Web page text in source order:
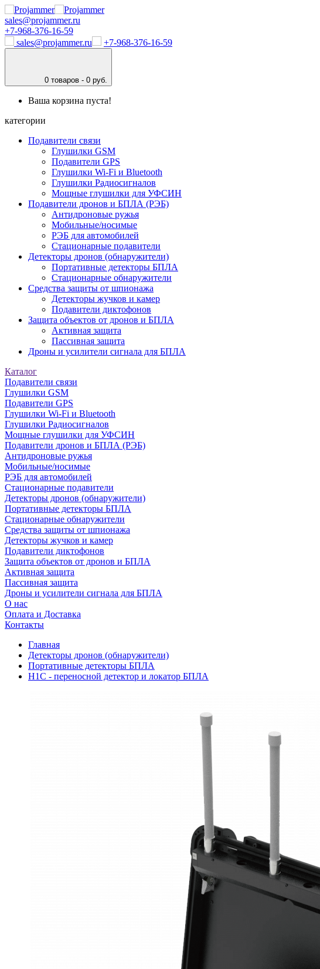
sales@projammer.ru
+7-968-376-16-59
sales@projammer.ru
+7-968-376-16-59
0 товаров - 0 руб.
Ваша корзина пуста!
категории
Подавители связи
Глушилки GSM
Подавители GPS
Глушилки Wi-Fi и Bluetooth
Глушилки Радиосигналов
Мощные глушилки для УФСИН
Подавители дронов и БПЛА (РЭБ)
Антидроновые ружья
Мобильные/носимые
РЭБ для автомобилей
Стационарные подавители
Детекторы дронов (обнаружители)
Портативные детекторы БПЛА
Стационарные обнаружители
Средства защиты от шпионажа
Детекторы жучков и камер
Подавители диктофонов
Защита объектов от дронов и БПЛА
Активная защита
Пассивная защита
Дроны и усилители сигнала для БПЛА
Каталог
Подавители связи
Глушилки GSM
Подавители GPS
Глушилки Wi-Fi и Bluetooth
Глушилки Радиосигналов
Мощные глушилки для УФСИН
Подавители дронов и БПЛА (РЭБ)
Антидроновые ружья
Мобильные/носимые
РЭБ для автомобилей
Стационарные подавители
Детекторы дронов (обнаружители)
Портативные детекторы БПЛА
Стационарные обнаружители
Средства защиты от шпионажа
Детекторы жучков и камер
Подавители диктофонов
Защита объектов от дронов и БПЛА
Активная защита
Пассивная защита
Дроны и усилители сигнала для БПЛА
О нас
Оплата и Доставка
Контакты
Главная
Детекторы дронов (обнаружители)
Портативные детекторы БПЛА
H1C - переносной детектор и локатор БПЛА